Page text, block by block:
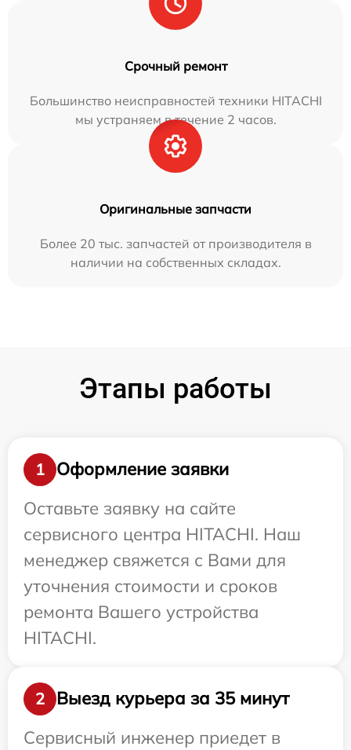
Срочный ремонт
Большинство неисправностей техники HITACHI
мы устраняем в течение 2 часов.
Оригинальные запчасти
Более 20 тыс. запчастей от производителя в
наличии на собственных складах.
Этапы работы
1
Оформление заявки
Оставьте заявку на сайте
сервисного центра HITACHI. Наш
менеджер свяжется с Вами для
уточнения стоимости и сроков
ремонта Вашего устройства
HITACHI.
2
Выезд курьера за 35 минут
Сервисный инженер приедет в